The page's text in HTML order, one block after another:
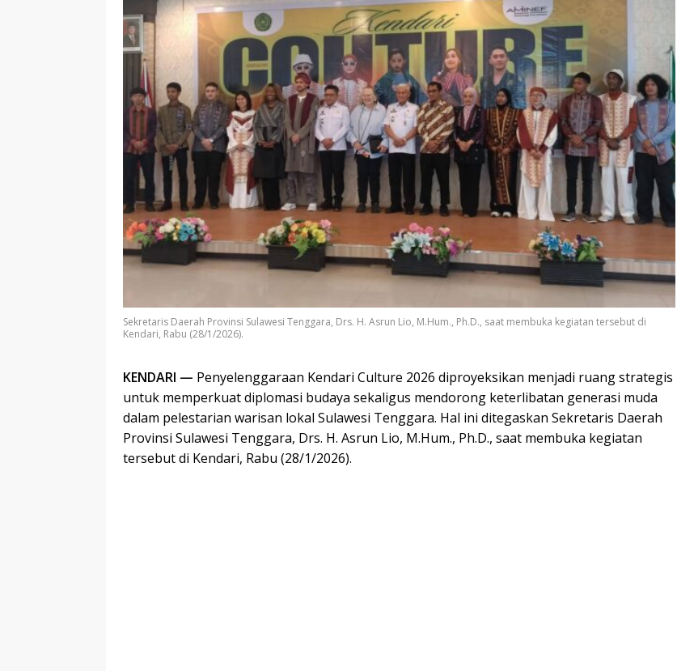
Sekretaris Daerah Provinsi Sulawesi Tenggara, Drs. H. Asrun Lio, M.Hum., Ph.D., saat membuka kegiatan tersebut di
Kendari, Rabu (28/1/2026).
KENDARI — Penyelenggaraan Kendari Culture 2026 diproyeksikan menjadi ruang strategis
untuk memperkuat diplomasi budaya sekaligus mendorong keterlibatan generasi muda
dalam pelestarian warisan lokal Sulawesi Tenggara. Hal ini ditegaskan Sekretaris Daerah
Provinsi Sulawesi Tenggara, Drs. H. Asrun Lio, M.Hum., Ph.D., saat membuka kegiatan
tersebut di Kendari, Rabu (28/1/2026).